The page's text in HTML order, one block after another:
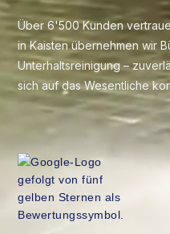
Über 6'500 Kunden
in Kaisten übernehmen wir
Unterhaltsreinigung –
sich auf das Wesentliche